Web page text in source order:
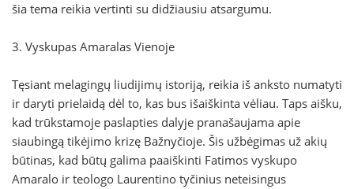
šia tema reikia vertinti su didžiausiu atsargumu.
3. Vyskupas Amaralas Vienoje
Tęsiant melagingų liudijimų istoriją, reikia iš anksto numatyti
ir daryti prielaidą dėl to, kas bus išaiškinta vėliau. Taps aišku,
kad trūkstamoje paslapties dalyje pranašaujama apie
siaubingą tikėjimo krizę Bažnyčioje. Šis užbėgimas už akių
būtinas, kad būtų galima paaiškinti Fatimos vyskupo
Amaralo ir teologo Laurentino tyčinius neteisingus